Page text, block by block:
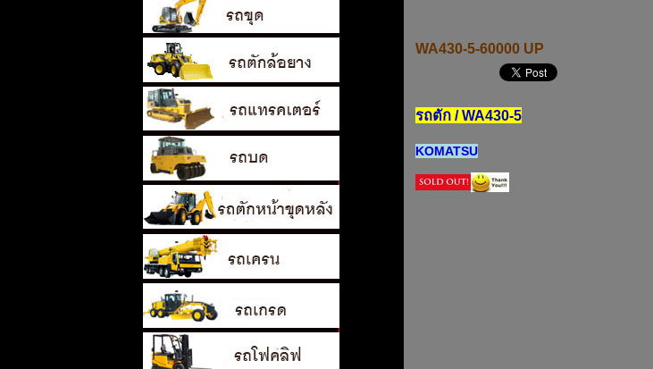
WA430-5-60000 UP
รถตัก / WA430-5
KOMATSU